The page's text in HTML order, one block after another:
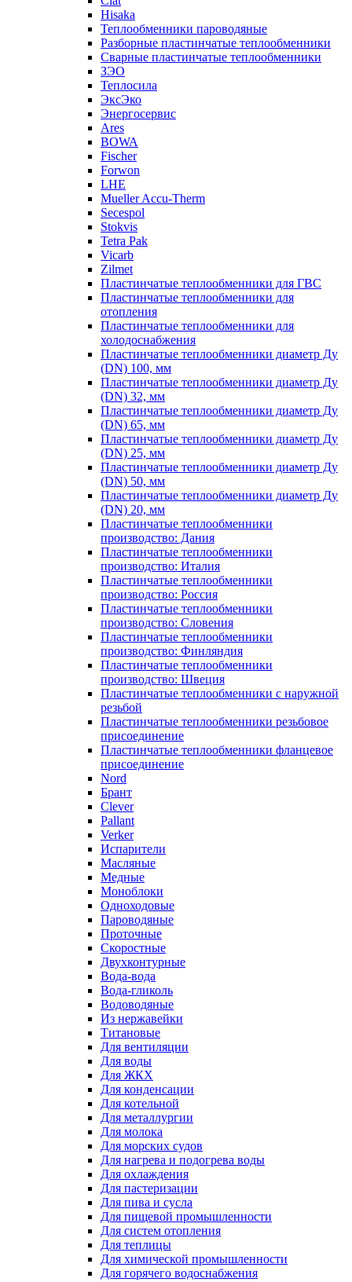
Hisaka
Теплообменники пароводяные
Разборные пластинчатые теплообменники
Сварные пластинчатые теплообменники
ЗЭО
Теплосила
ЭксЭко
Энергосервис
Ares
BOWA
Fischer
Forwon
LHE
Mueller Accu-Therm
Secespol
Stokvis
Tetra Pak
Vicarb
Zilmet
Пластинчатые теплообменники для ГВС
Пластинчатые теплообменники для
отопления
Пластинчатые теплообменники для
холодоснабжения
Пластинчатые теплообменники диаметр Ду
(DN) 100, мм
Пластинчатые теплообменники диаметр Ду
(DN) 32, мм
Пластинчатые теплообменники диаметр Ду
(DN) 65, мм
Пластинчатые теплообменники диаметр Ду
(DN) 25, мм
Пластинчатые теплообменники диаметр Ду
(DN) 50, мм
Пластинчатые теплообменники диаметр Ду
(DN) 20, мм
Пластинчатые теплообменники
производство: Дания
Пластинчатые теплообменники
производство: Италия
Пластинчатые теплообменники
производство: Россия
Пластинчатые теплообменники
производство: Словения
Пластинчатые теплообменники
производство: Финляндия
Пластинчатые теплообменники
производство: Швеция
Пластинчатые теплообменники с наружной
резьбой
Пластинчатые теплообменники резьбовое
присоединение
Пластинчатые теплообменники фланцевое
присоединение
Nord
Брант
Clever
Pallant
Verker
Испарители
Масляные
Медные
Моноблоки
Одноходовые
Пароводяные
Проточные
Скоростные
Двухконтурные
Вода-вода
Вода-гликоль
Водоводяные
Из нержавейки
Титановые
Для вентиляции
Для воды
Для ЖКХ
Для конденсации
Для котельной
Для металлургии
Для молока
Для морских судов
Для нагрева и подогрева воды
Для охлаждения
Для пастеризации
Для пива и сусла
Для пищевой промышленности
Для систем отопления
Для теплицы
Для химической промышленности
Для горячего водоснабжения